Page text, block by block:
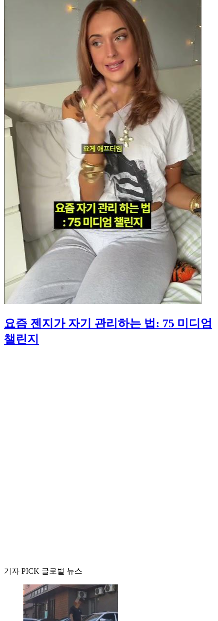
요즘 젠지가 자기 관리하는 법: 75 미디엄
챌린지
기자 PICK 글로벌 뉴스